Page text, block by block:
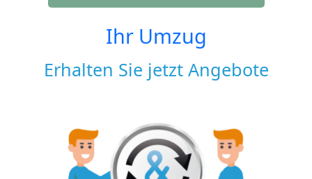
Ihr Umzug
Erhalten Sie jetzt Angebote